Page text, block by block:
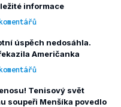
informace
úspěch nedosáhla.
Američanka
Tenisový svět
soupeři Menšíka povedlo